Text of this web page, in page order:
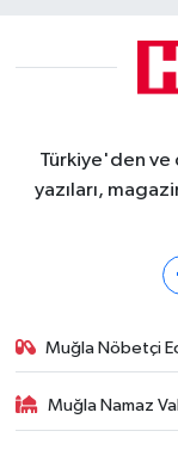
Türkiye'den ve
yazıları,
Muğla Nöbetçi
Muğla Namaz